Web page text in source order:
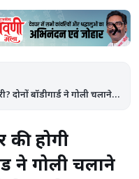
❯
दोनों बॉडीगार्ड ने गोली चलाने...
होगी
ने गोली चलाने